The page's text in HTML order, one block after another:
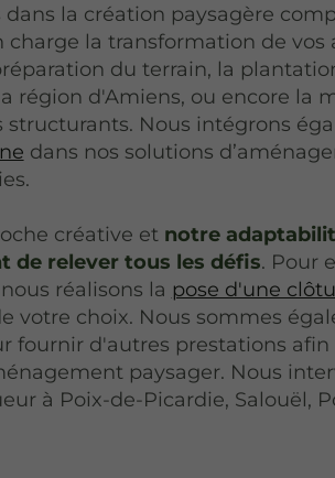
dans la création paysagère
charge la transformation de vos
du terrain, la
région d'Amiens, ou encore la
structurants. Nous intégrons
dans nos solutions
créative et notre
de relever tous les défis. Pour
réalisons la pose d'une
votre choix. Nous sommes
fournir d'autres prestations afin
paysager. Nous
à Poix-de-Picardie, Salouël,